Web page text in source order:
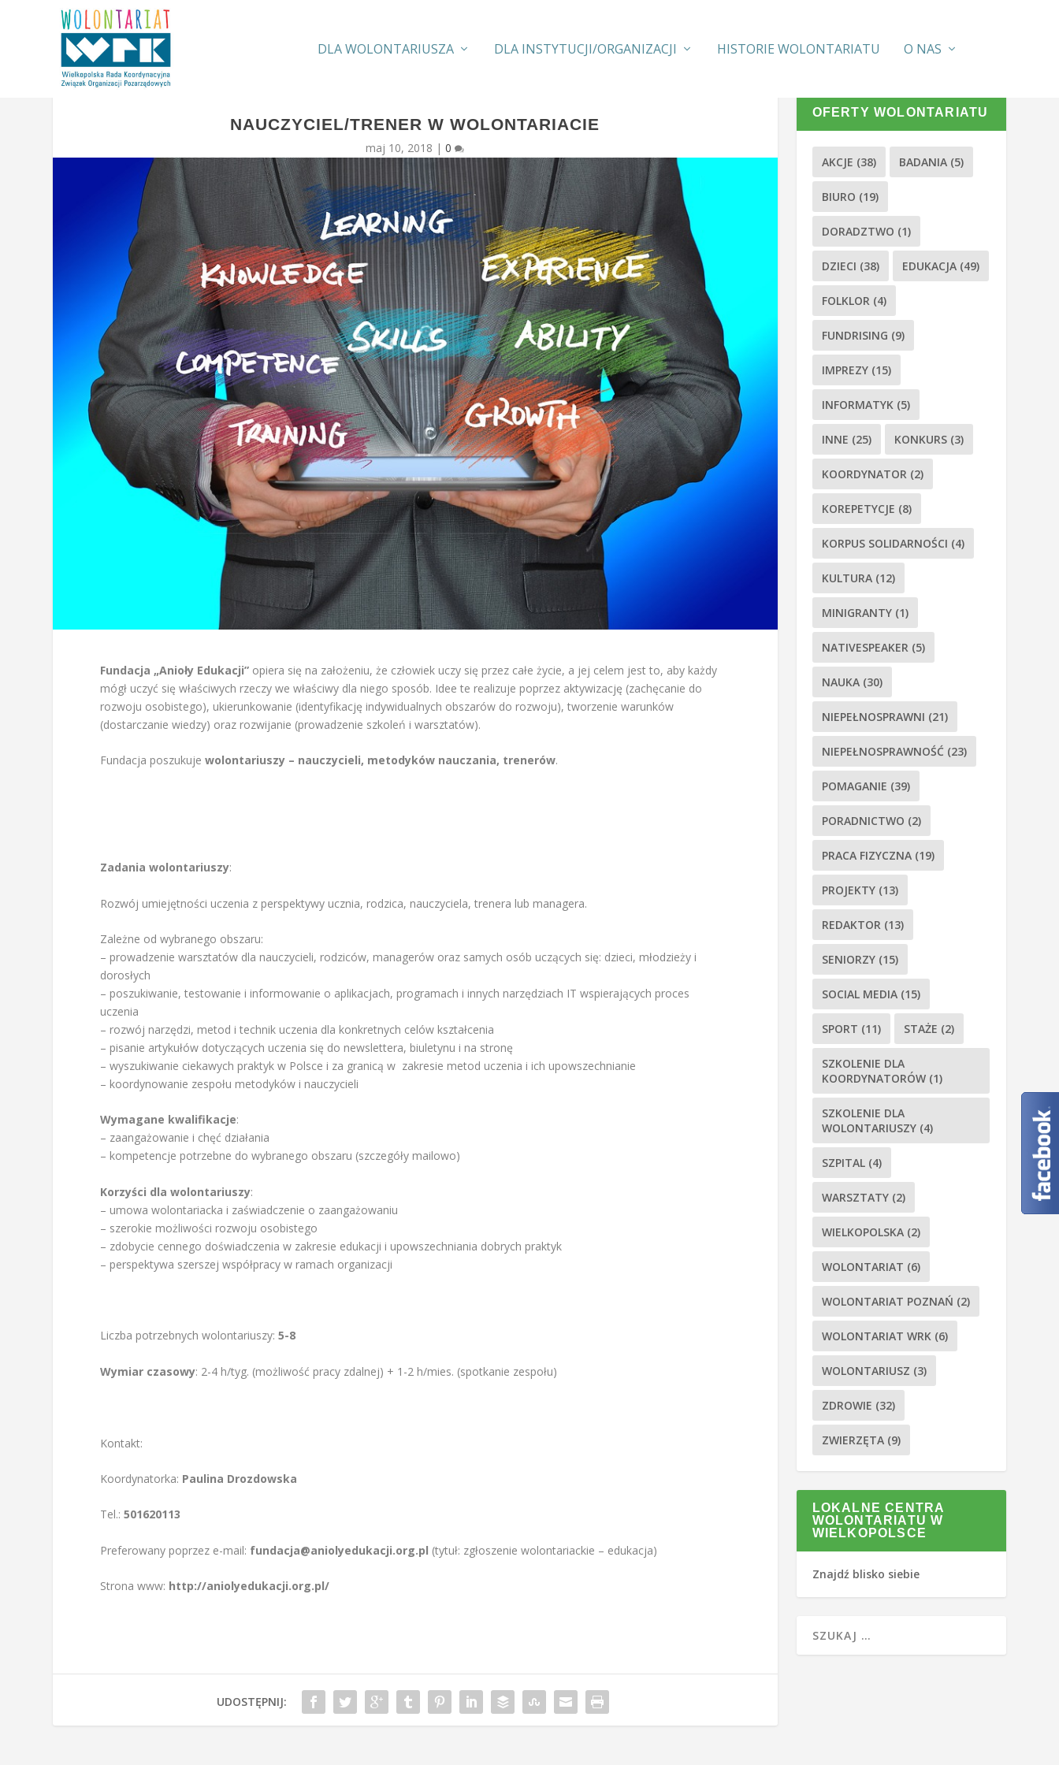
DLA WOLONTARIUSZA DLA INSTYTUCJI/ORGANIZACJI HISTORIE WOLONTARIATU O NAS
NAUCZYCIEL/TRENER W WOLONTARIACIE
maj 10, 2018 |0
Fundacja „Anioły Edukacji” opiera się na założeniu, że człowiek uczy się przez całe życie, a jej celem jest to, aby każdy
mógł uczyć się właściwych rzeczy we właściwy dla niego sposób. Idee te realizuje poprzez aktywizację (zachęcanie do
rozwoju osobistego), ukierunkowanie (identyfikację indywidualnych obszarów do rozwoju), tworzenie warunków
(dostarczanie wiedzy) oraz rozwijanie (prowadzenie szkoleń i warsztatów).
Fundacja poszukujewolontariuszy – nauczycieli, metodyków nauczania, trenerów.
Zadania wolontariuszy:
Rozwój umiejętności uczenia z perspektywy ucznia, rodzica, nauczyciela, trenera lub managera.
Zależne od wybranego obszaru:
– prowadzenie warsztatów dla nauczycieli, rodziców, managerów oraz samych osób uczących się: dzieci, młodzieży i
dorosłych
– poszukiwanie, testowanie i informowanie o aplikacjach, programach i innych narzędziach IT wspierających proces
uczenia
– rozwój narzędzi, metod i technik uczenia dla konkretnych celów kształcenia
– pisanie artykułów dotyczących uczenia się do newslettera, biuletynu i na stronę
– wyszukiwanie ciekawych praktyk w Polsce i za granicą w zakresie metod uczenia i ich upowszechnianie
– koordynowanie zespołu metodyków i nauczycieli
Wymagane kwalifikacje:
– zaangażowanie i chęć działania
– kompetencje potrzebne do wybranego obszaru (szczegóły mailowo)
Korzyści dla wolontariuszy:
– umowa wolontariacka i zaświadczenie o zaangażowaniu
– szerokie możliwości rozwoju osobistego
– zdobycie cennego doświadczenia w zakresie edukacji i upowszechniania dobrych praktyk
– perspektywa szerszej współpracy w ramach organizacji
Liczba potrzebnych wolontariuszy:5-8
Wymiar czasowy: 2-4 h/tyg. (możliwość pracy zdalnej) + 1-2 h/mies. (spotkanie zespołu)
Kontakt:
Koordynatorka: Paulina Drozdowska
Tel.:501620113
Preferowany poprzez e-mail: fundacja@aniolyedukacji.org.pl (tytuł: zgłoszenie wolontariackie – edukacja)
Strona www: http://aniolyedukacji.org.pl/
UDOSTĘPNIJ:
OFERTY WOLONTARIATU
AKCJE (38) BADANIA(5)
BIURO (19)
DORADZTWO (1)
DZIECI (38) EDUKACJA(49)
FOLKLOR(4)
FUNDRISING (9)
IMPREZY(15)
INFORMATYK(5)
INNE (25) KONKURS(3)
KOORDYNATOR(2)
KOREPETYCJE (8)
KORPUS SOLIDARNOŚCI (4)
KULTURA(12)
MINIGRANTY(1)
NATIVESPEAKER(5)
NAUKA(30)
NIEPEŁNOSPRAWNI (21)
NIEPEŁNOSPRAWNOŚĆ(23)
POMAGANIE (39)
PORADNICTWO (2)
PRACA FIZYCZNA(19)
PROJEKTY(13)
REDAKTOR(13)
SENIORZY(15)
SOCIAL MEDIA(15)
SPORT (11) STAŻE (2)
SZKOLENIE DLA
KOORDYNATORÓW(1)
SZKOLENIE DLA
WOLONTARIUSZY(4)
SZPITAL(4)
WARSZTATY(2)
WIELKOPOLSKA(2)
WOLONTARIAT (6)
WOLONTARIAT POZNAŃ (2)
WOLONTARIAT WRK(6)
WOLONTARIUSZ (3)
ZDROWIE (32)
ZWIERZĘTA(9)
LOKALNE CENTRA
WOLONTARIATU W
WIELKOPOLSCE
Znajdź blisko siebie